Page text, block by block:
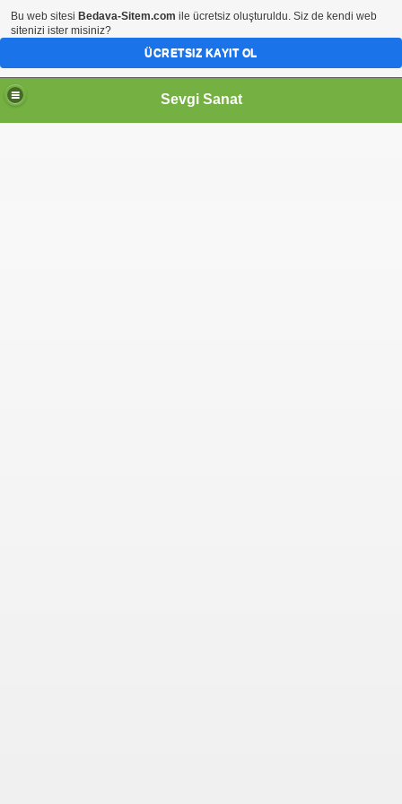
Sevgi Sanat
Bu web sitesi Bedava-Sitem.com ile ücretsiz oluşturuldu. Siz de kendi web
sitenizi ister misiniz?
ÜCRETSIZ KAYIT OL